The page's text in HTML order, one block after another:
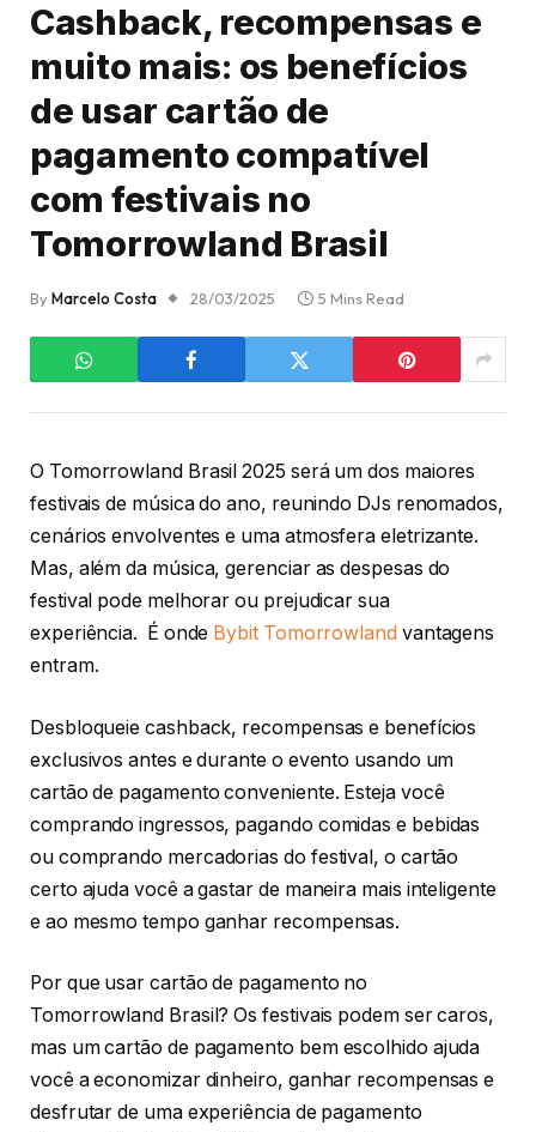
Cashback, recompensas e
muito mais: os benefícios
de usar cartão de
pagamento compatível
com festivais no
Tomorrowland Brasil
ByMarcelo Costa 28/03/2025 5 Mins Read
O Tomorrowland Brasil 2025 será um dos maiores
festivais de música do ano, reunindo DJs renomados,
cenários envolventes e uma atmosfera eletrizante.
Mas, além da música, gerenciar as despesas do
festival pode melhorar ou prejudicar sua
experiência. É onde Bybit Tomorrowland vantagens
entram.
Desbloqueie cashback, recompensas e benefícios
exclusivos antes e durante o evento usando um
cartão de pagamento conveniente. Esteja você
comprando ingressos, pagando comidas e bebidas
ou comprando mercadorias do festival, o cartão
certo ajuda você a gastar de maneira mais inteligente
e ao mesmo tempo ganhar recompensas.
Por que usar cartão de pagamento no
Tomorrowland Brasil? Os festivais podem ser caros,
mas um cartão de pagamento bem escolhido ajuda
você a economizar dinheiro, ganhar recompensas e
desfrutar de uma experiência de pagamento